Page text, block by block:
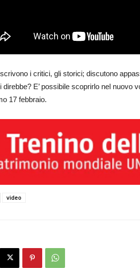
i critici, gli storici; discutono
direbbe? E’ possibile scoprirlo nel nuovo
17 febbraio.
video